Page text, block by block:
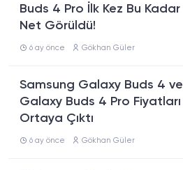
Buds 4 Pro İlk Kez Bu Kadar
Net Görüldü!
6 ay önce Gökhan Güler
Samsung Galaxy Buds 4 ve
Galaxy Buds 4 Pro Fiyatları
Ortaya Çıktı
6 ay önce Gökhan Güler